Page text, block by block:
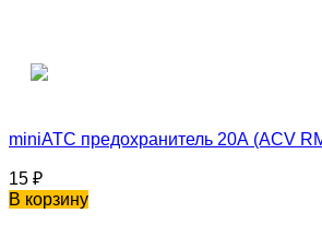
miniATC предохранитель 20А (ACV
15 ₽
В корзину